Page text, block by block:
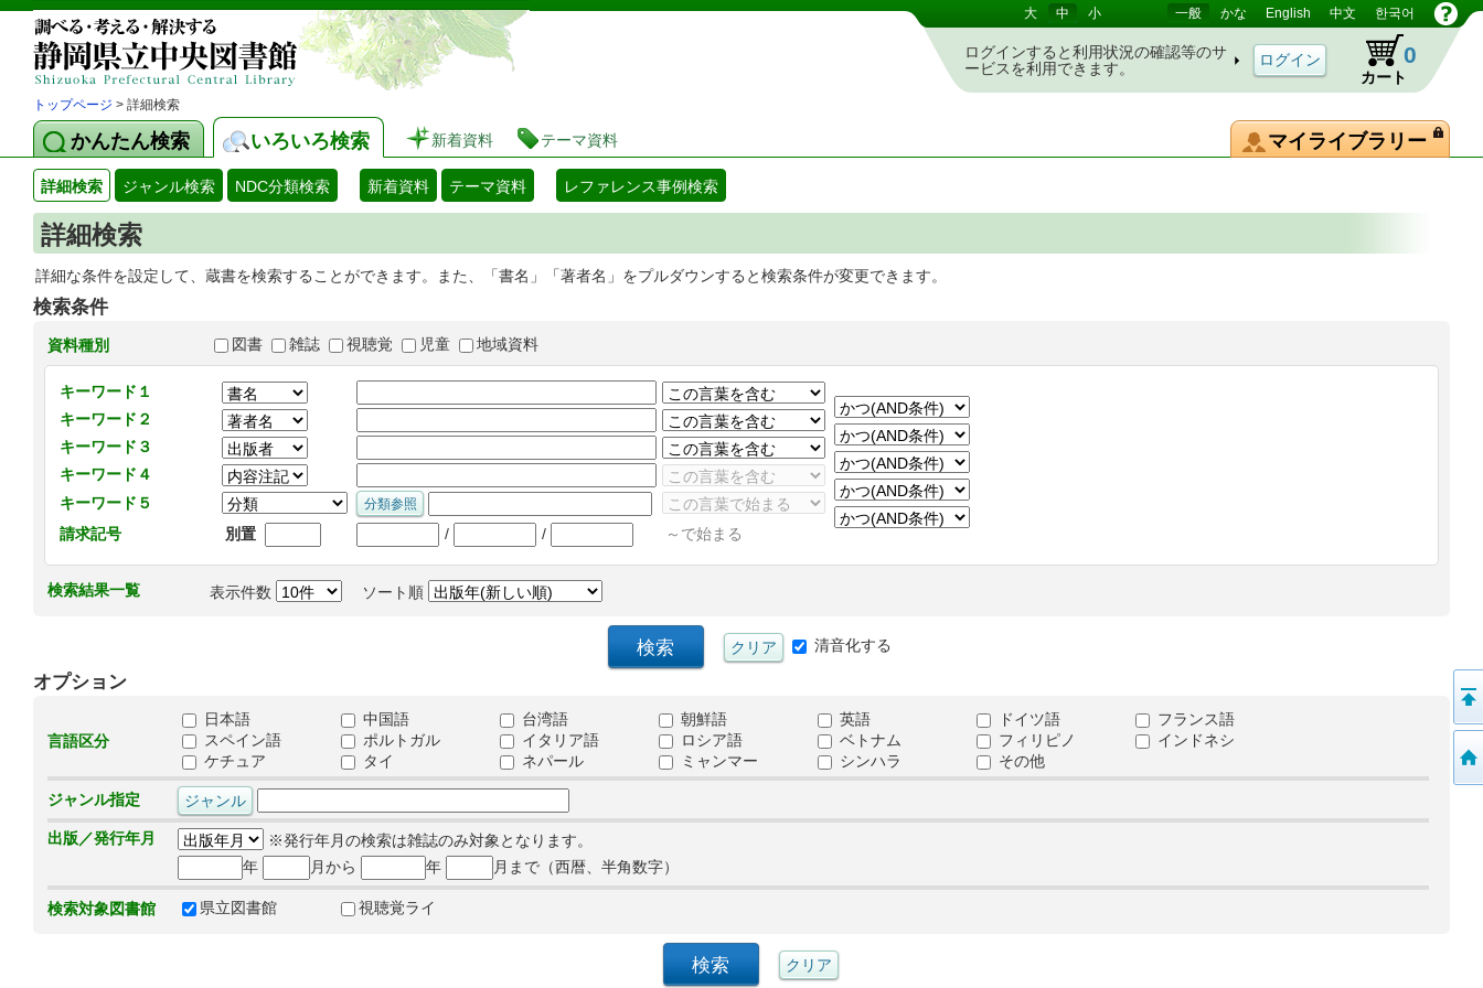
静岡県立図書館 蔵書検索・予約システム 大 中 小 一般 かな English 中文 한국어
ログインすると利用状況の確認等のサ
ービスを利用できます。
カート
0
トップページ > 詳細検索
かんたん検索 いろいろ検索 新着資料 テーマ資料 マイライブラリー
詳細検索 ジャンル検索 NDC分類検索 新着資料 テーマ資料 レファレンス事例検索
詳細検索
詳細な条件を設定して、蔵書を検索することができます。また、「書名」「著者名」をプルダウンすると検索条件が変更できます。
検索条件
資料種別 図書 雑誌 視聴覚 児童 地域資料
キーワード１
キーワード２
キーワード３
キーワード４
キーワード５
請求記号
別置 / / ～で始まる
検索結果一覧 表示件数 ソート順
清音化する
オプション
言語区分
日本語 中国語 台湾語 朝鮮語 英語 ドイツ語
フランス語
スペイン語
ポルトガル イタリア語 ロシア語 ベトナム フィリピノ
インドネシ
ケチュア
タイ ネパール ミャンマー シンハラ その他
ジャンル指定
出版／発行年月
※発行年月の検索は雑誌のみ対象となります。
年
月から 年 月まで（西暦、半角数字）
検索対象図書館 県立図書館 視聴覚ライ